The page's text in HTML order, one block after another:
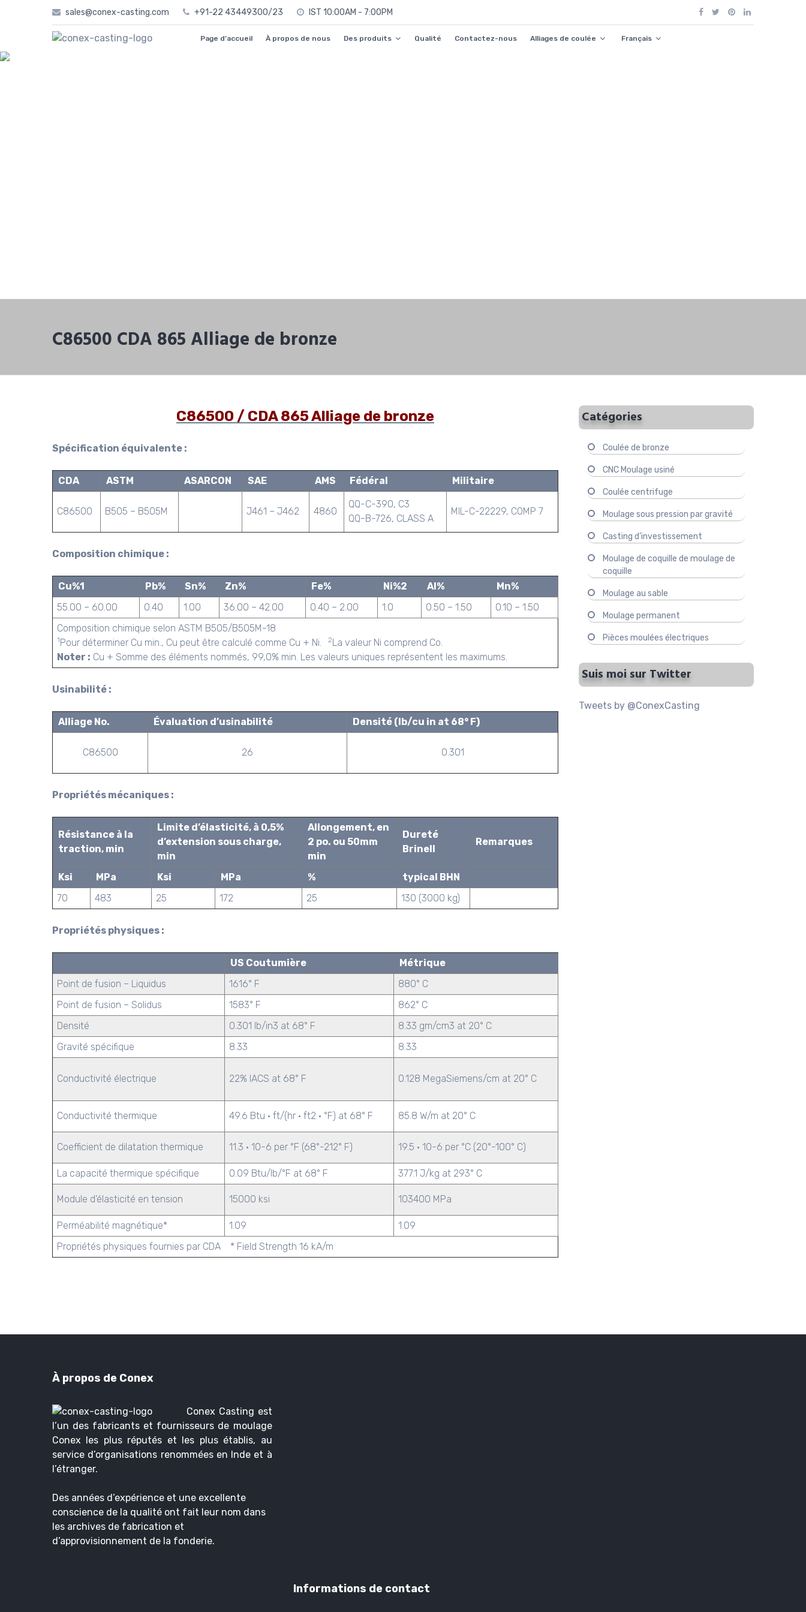
sales@conex-casting.com +91-22 43449300/23 IST 10:00AM - 7:00PM
Page d’accueil À propos de nous Des produits Qualité Contactez-nous Alliages de coulée Français
C86500 CDA 865 Alliage de bronze
C86500 / CDA 865 Alliage de bronze
Spécification équivalente :
CDA ASTM ASARCON SAE AMS Fédéral Militaire
C86500 B505 – B505M J461 – J462 4860
QQ-C-390, C3
QQ-B-726, CLASS A
MIL-C-22229, COMP 7
Composition chimique :
Cu%1 Pb% Sn% Zn% Fe% Ni%2 Al% Mn%
Composition chimique selon ASTM B505/B505M-18
1 Pour déterminer Cu min., Cu peut être calculé comme Cu + Ni. 2 La valeur Ni comprend Co.
Noter : Cu + Somme des éléments nommés, 99,0% min. Les valeurs uniques représentent les maximums.
55.00 – 60.00 0.40 1.00 36.00 – 42.00 0.40 – 2.00 1.0 0.50 – 1.50 0.10 – 1.50
Usinabilité :
Alliage No. Évaluation d’usinabilité Densité (lb/cu in at 68° F)
C86500 26 0.301
Propriétés mécaniques :
Résistance à la
traction, min
Limite d’élasticité, à 0,5%
d’extension sous charge,
min
Allongement, en
2 po. ou 50mm
min
Dureté
Brinell
Remarques
Ksi MPa Ksi MPa %
typical BHN
70
483 25 172 25 130 (3000 kg)
Propriétés physiques :
Propriétés physiques fournies par CDA * Field Strength 16 kA/m
US Coutumière
Métrique
Point de fusion – Liquidus
1616° F
880° C
Point de fusion – Solidus
1583° F
862° C
Densité
0.301 lb/in3 at 68° F
8.33 gm/cm3 at 20° C
Gravité spécifique
8.33 8.33
Conductivité électrique 22% IACS at 68° F 0.128 MegaSiemens/cm at 20° C
Conductivité thermique 49.6 Btu · ft/(hr · ft2 · °F) at 68° F 85.8 W/m at 20° C
Coefficient de dilatation thermique 11.3 · 10-6 per °F (68°-212° F) 19.5 · 10-6 per °C (20°-100° C)
La capacité thermique spécifique 0.09 Btu/lb/°F at 68° F 377.1 J/kg at 293° C
Module d’élasticité en tension 15000 ksi 103400 MPa
Perméabilité magnétique* 1.09 1.09
Catégories
Coulée de bronze
CNC Moulage usiné
Coulée centrifuge
Moulage sous pression par gravité
Casting d’investissement
Moulage de coquille de moulage de
coquille
Moulage au sable
Moulage permanent
Pièces moulées électriques
Suis moi sur Twitter
Tweets by @ConexCasting
À propos de Conex
Conex Casting est
l’un des fabricants et fournisseurs de moulage
Conex les plus réputés et les plus établis, au
service d’organisations renommées en Inde et à
l’étranger.
Des années d’expérience et une excellente
conscience de la qualité ont fait leur nom dans
les archives de fabrication et
d’approvisionnement de la fonderie.
Informations de contact